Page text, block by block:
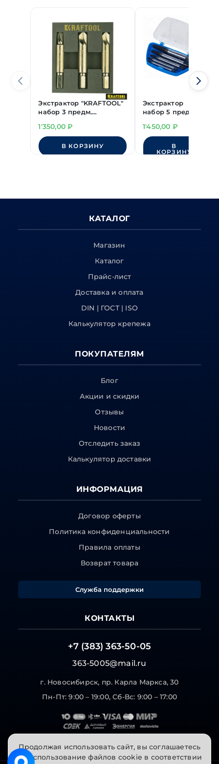
Экстрактор "KRAFTOOL"
набор 3 предм.
1'350,00₽
В КОРЗИНУ
Экстрактор
набор 5 предм.
"KINGTONY"
1'450,00 ₽
В
КОРЗИНУ
КАТАЛОГ
Магазин
Каталог
Прайс-лист
Доставка и оплата
DIN | ГОСТ | ISO
Калькулятор крепежа
ПОКУПАТЕЛЯМ
Блог
Акции и скидки
Отзывы
Новости
Отследить заказ
Калькулятор доставки
ИНФОРМАЦИЯ
Договор оферты
Политика конфиденциальности
Правила оплаты
Возврат товара
Служба поддержки
КОНТАКТЫ
+7 (383) 363-50-05
363-5005@mail.ru
г. Новосибирск, пр. Карла Маркса, 30
Пн-Пт: 9:00 – 19:00, Сб-Вс: 9:00 – 17:00
Продолжая использовать сайт, вы соглашаетесь
на использование файлов cookie в соответствии